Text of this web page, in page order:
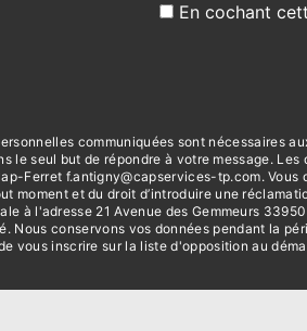
En cochant
communiquées sont nécessaires
le seul but de répondre à votre message.
Ferret f.antigny@capservices-tp.com. Vous
moment et du droit d’introduire une
à l'adresse 21 Avenue des Gemmeurs
Nous conservons vos données pendant la
vous inscrire sur la liste d'opposition au